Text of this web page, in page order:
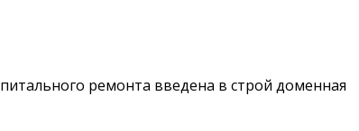
ремонта введена в строй доменная